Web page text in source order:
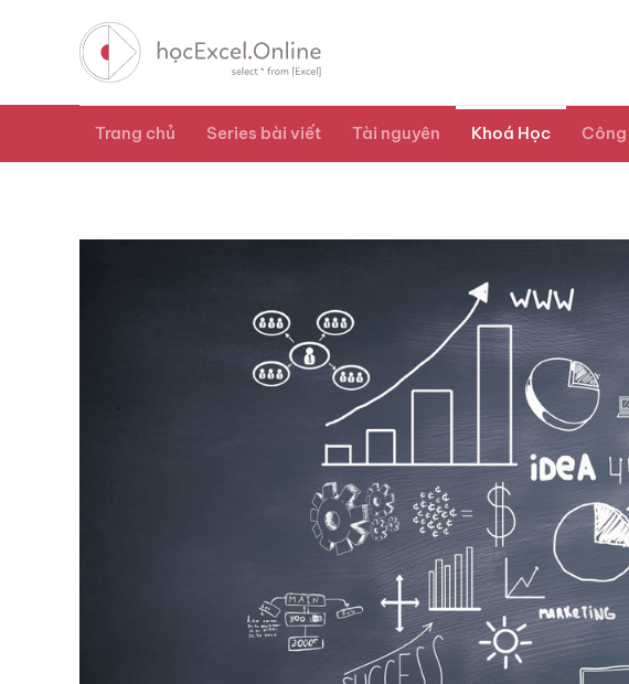
Trang chủ Series bài viết Tài nguyên Khoá Học Công